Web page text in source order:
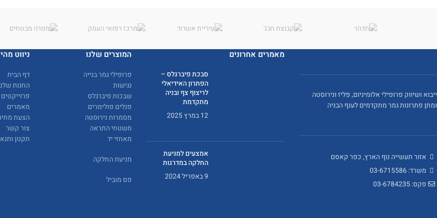
ייבוא ושיווק פרופילי אלומיניום, פליז ונירוסטה
ומתן פתרונות גמר מתקדמים לענף הבניה
אזור תעשייה נוף הארץ, כפר קאסם
משרד: 03-6715586
פקס: 03-6784235
מאמרים אחרונים
סבכת פיברגלס –
הפתרון האידיאלי
לריצוף צף ובניה
מתקדמת
12 במרץ 2025
אמצעים למניעת
החלקה במדרגות
9 באפריל 2024
המוצרים שלנו
פרופילי גמר בנייה
נגישות
שבכות פיברגלס
פנלים פולימרים
מסמרות נירוסטה
משטחי התראה
מאחזי יד
מניעת החלקה
פס מוביל
ניווט
דף הבית
החנות
פרוייקטים
מאמרים
הצעת
צור קשר
תקנון